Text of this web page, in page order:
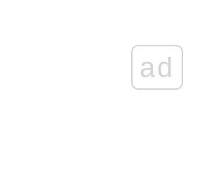
ad